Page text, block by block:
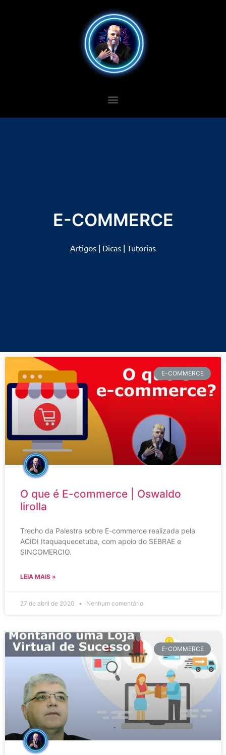
E-COMMERCE
Artigos | Dicas | Tutorias
E-COMMERCE
O que é E-commerce | Oswaldo
lirolla
Trecho da Palestra sobre E-commerce realizada pela
ACIDI Itaquaquecetuba, com apoio do SEBRAE e
SINCOMERCIO.
LEIA MAIS »
27 de abril de 2020 Nenhum comentário
E-COMMERCE